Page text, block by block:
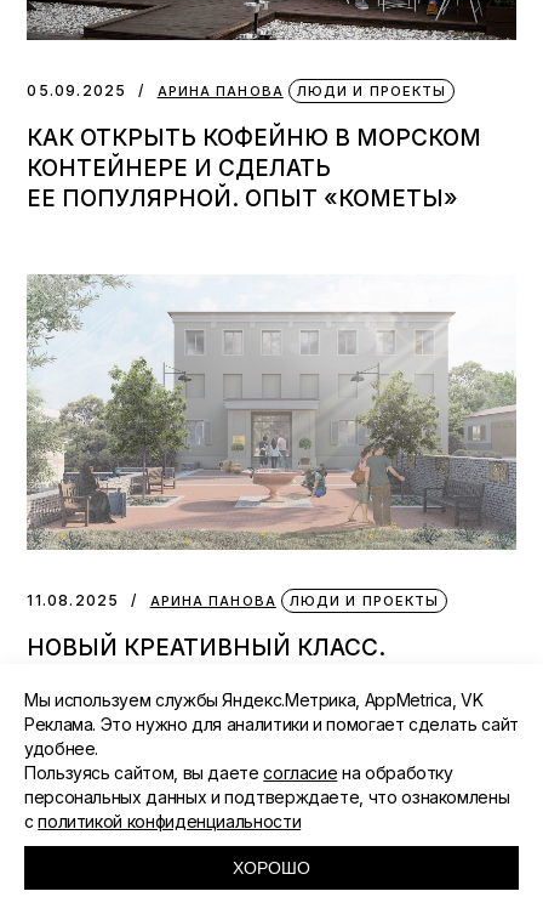
05.09.2025 АРИНА ПАНОВА ЛЮДИ И ПРОЕКТЫ
КАК ОТКРЫТЬ КОФЕЙНЮ В МОРСКОМ
КОНТЕЙНЕРЕ И СДЕЛАТЬ
ЕЕ ПОПУЛЯРНОЙ. ОПЫТ «КОМЕТЫ»
11.08.2025 АРИНА ПАНОВА ЛЮДИ И ПРОЕКТЫ
НОВЫЙ КРЕАТИВНЫЙ КЛАСС.
ЖУРНАЛ О КРЕАТИВНЫХ
ИНДУСТРИЯХ КУРСКА.
ДА, У НАС ТАКИЕ ЕСТЬ
Мы используем службы Яндекс.Метрика, AppMetrica, VK
Реклама. Это нужно для аналитики и помогает сделать сайт
удобнее.
Пользуясь сайтом, вы даетесогласие на обработку
персональных данных и подтверждаете, что ознакомлены
сполитикой конфиденциальности
ХОРОШО